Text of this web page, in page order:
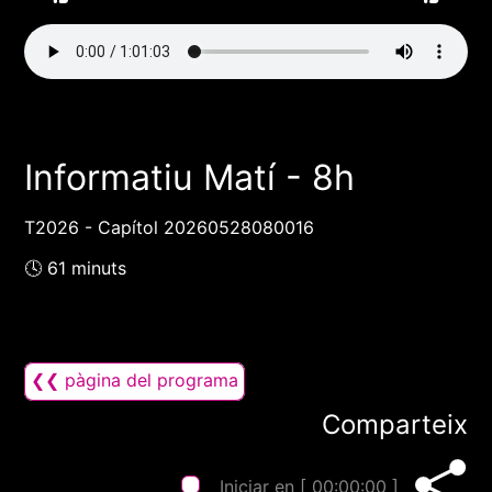
Informatiu Matí - 8h
T2026 - Capítol 20260528080016
🕓 61 minuts
❮❮ pàgina del programa
Comparteix
Iniciar en [ 00:00:00 ]